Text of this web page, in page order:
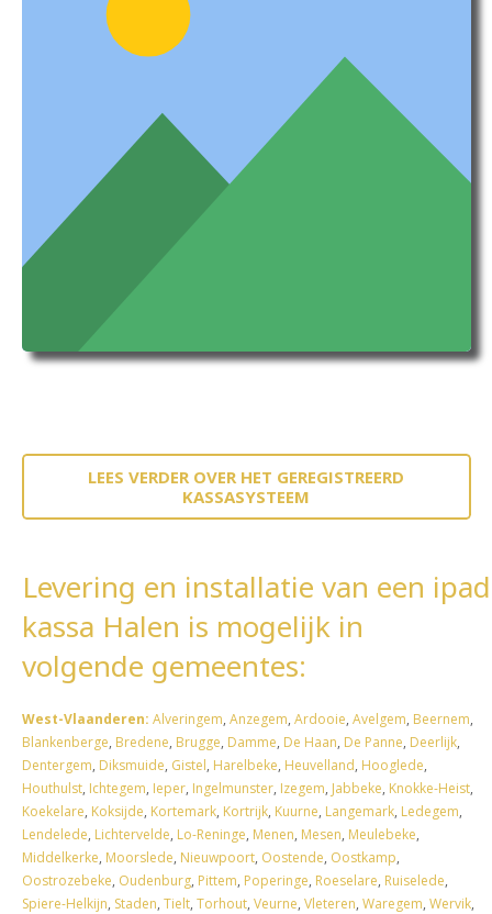
LEES VERDER OVER HET GEREGISTREERD
KASSASYSTEEM
Levering en installatie van een ipad
kassa Halen is mogelijk in
volgende gemeentes:
West-Vlaanderen: Alveringem, Anzegem, Ardooie, Avelgem, Beernem,
Blankenberge, Bredene, Brugge, Damme, De Haan, De Panne, Deerlijk,
Dentergem, Diksmuide, Gistel, Harelbeke, Heuvelland, Hooglede,
Houthulst, Ichtegem, Ieper, Ingelmunster, Izegem, Jabbeke, Knokke-Heist,
Koekelare, Koksijde, Kortemark, Kortrijk, Kuurne, Langemark, Ledegem,
Lendelede, Lichtervelde, Lo-Reninge, Menen, Mesen, Meulebeke,
Middelkerke, Moorslede, Nieuwpoort, Oostende, Oostkamp,
Oostrozebeke, Oudenburg, Pittem, Poperinge, Roeselare, Ruiselede,
Spiere-Helkijn, Staden, Tielt, Torhout, Veurne, Vleteren, Waregem, Wervik,